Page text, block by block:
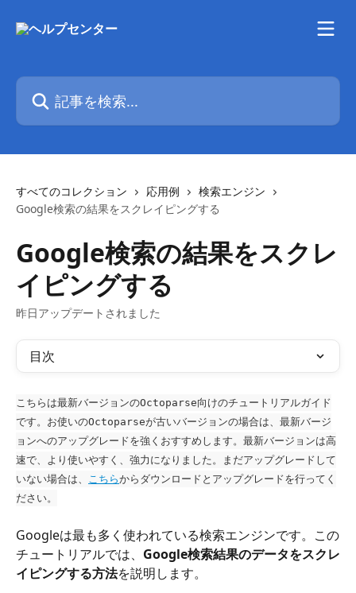
記事を検索...
すべてのコレクション 応用例
検索エンジン
Google検索の結果をスクレイピングする
Google検索の結果をスクレ
イピングする
昨日アップデートされました
目次
こちらは最新バージョンのOctoparse向けのチュートリアルガイド
です。お使いのOctoparseが古いバージョンの場合は、最新バージ
ョンへのアップグレードを強くおすすめします。最新バージョンは高
速で、より使いやすく、強力になりました。まだアップグレードして
いない場合は、 こちらからダウンロードとアップグレードを行ってく
ださい。
Googleは最も多く使われている検索エンジンです。この
チュートリアルでは、 Google検索結果のデータをスクレ
イピングする方法を説明します。